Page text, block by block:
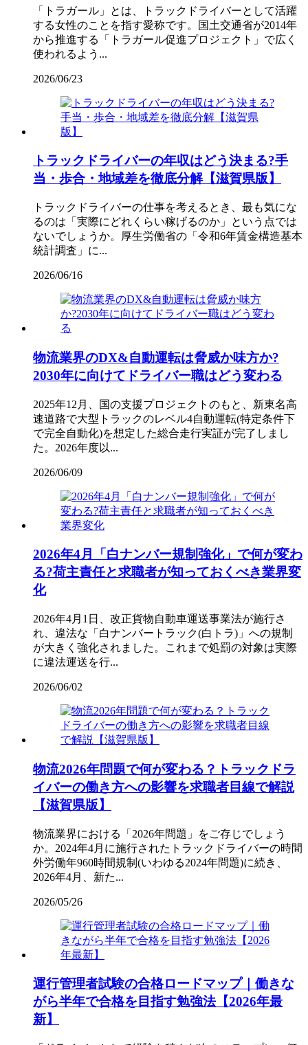
「トラガール」とは、トラックドライバーとして活躍
する女性のことを指す愛称です。国土交通省が2014年
から推進する「トラガール促進プロジェクト」で広く
使われるよう...
2026/06/23
トラックドライバーの年収はどう決まる?手
当・歩合・地域差を徹底分解【滋賀県版】
トラックドライバーの仕事を考えるとき、最も気にな
るのは「実際にどれくらい稼げるのか」という点では
ないでしょうか。厚生労働省の「令和6年賃金構造基本
統計調査」に...
2026/06/16
物流業界のDX&自動運転は脅威か味方か?
2030年に向けてドライバー職はどう変わる
2025年12月、国の支援プロジェクトのもと、新東名高
速道路で大型トラックのレベル4自動運転(特定条件下
で完全自動化)を想定した総合走行実証が完了しまし
た。2026年度以...
2026/06/09
2026年4月「白ナンバー規制強化」で何が変わ
る?荷主責任と求職者が知っておくべき業界変
化
2026年4月1日、改正貨物自動車運送事業法が施行さ
れ、違法な「白ナンバートラック(白トラ)」への規制
が大きく強化されました。これまで処罰の対象は実際
に違法運送を行...
2026/06/02
物流2026年問題で何が変わる？トラックドラ
イバーの働き方への影響を求職者目線で解説
【滋賀県版】
物流業界における「2026年問題」をご存じでしょう
か。2024年4月に施行されたトラックドライバーの時間
外労働年960時間規制(いわゆる2024年問題)に続き、
2026年4月、新た...
2026/05/26
運行管理者試験の合格ロードマップ｜働きな
がら半年で合格を目指す勉強法【2026年最
新】